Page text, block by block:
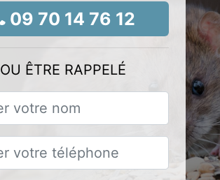
09 70 14 76 12
OU ÊTRE RAPPELÉ